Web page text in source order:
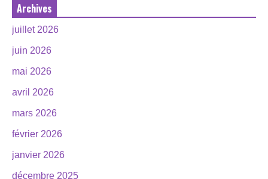
Archives
juillet 2026
juin 2026
mai 2026
avril 2026
mars 2026
février 2026
janvier 2026
décembre 2025